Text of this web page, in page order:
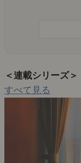
＜連載シリーズ＞
すべて見る